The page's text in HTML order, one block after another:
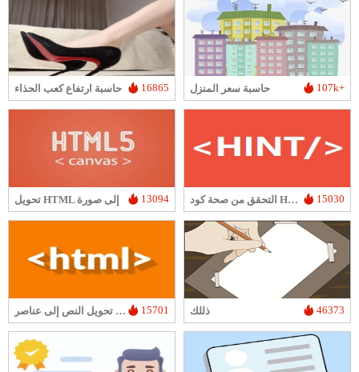
حاسبة ارتفاع كعب الحذاء 16865 حاسبة سعر المنزل 107k+
تحويل HTML إلى صورة 13094 التحقق من صحة كود HTML 15030
تحويل النص إلى عناصر HTML 15701 ذللك 46373